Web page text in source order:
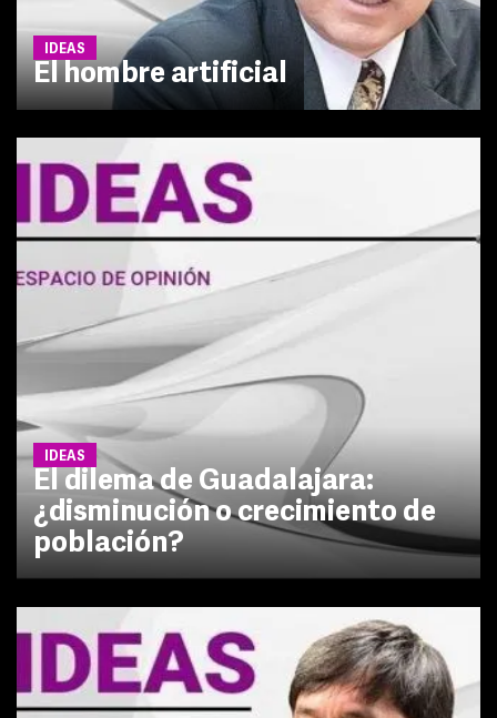
IDEAS
El hombre artificial
IDEAS
El dilema de Guadalajara:
¿disminución o crecimiento de
población?